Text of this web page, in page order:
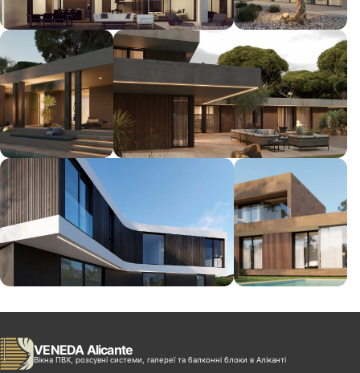
VENEDA Alicante
Вікна ПВХ, розсувні системи, галереї та балконні блоки в Аліканті